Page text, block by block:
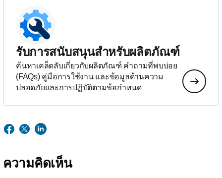
รับการสนับสนุนสำหรับผลิตภัณฑ์
ค้นหาเคล็ดลับเกี่ยวกับผลิตภัณฑ์ คำถามที่พบบ่อย
(FAQs) คู่มือการใช้งาน และข้อมูลด้านความ
ปลอดภัยและการปฏิบัติตามข้อกำหนด
ความคิดเห็น